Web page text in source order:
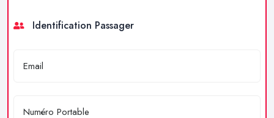
Identification Passager